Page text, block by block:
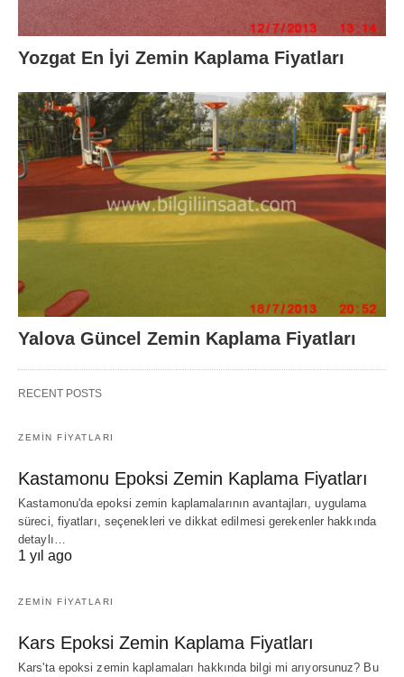
Yozgat En İyi Zemin Kaplama Fiyatları
Yalova Güncel Zemin Kaplama Fiyatları
RECENT POSTS
ZEMIN FIYATLARI
Kastamonu Epoksi Zemin Kaplama Fiyatları
Kastamonu'da epoksi zemin kaplamalarının avantajları, uygulama
süreci, fiyatları, seçenekleri ve dikkat edilmesi gerekenler hakkında
detaylı…
1 yıl ago
ZEMIN FIYATLARI
Kars Epoksi Zemin Kaplama Fiyatları
Kars'ta epoksi zemin kaplamaları hakkında bilgi mi arıyorsunuz? Bu